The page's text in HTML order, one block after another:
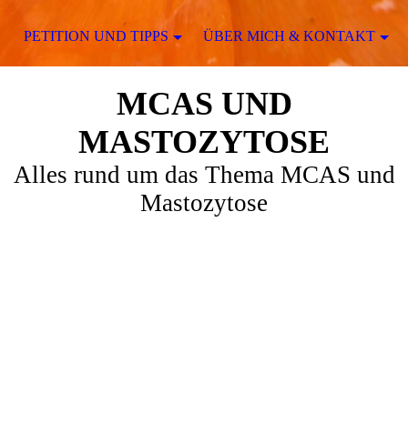
MCAS UND
MASTOZYTOSE
Alles rund um das Thema MCAS und
Mastozytose
PETITION UND TIPPS ÜBER MICH & KONTAKT